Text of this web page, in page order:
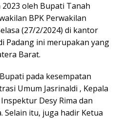
oleh Bupati Tanah
BPK Perwakilan
(27/2/2024) di kantor
Padang ini merupakan yang
Barat.
pada kesempatan
Umum Jasrinaldi , Kepala
Desy Rima dan
Selain itu, juga hadir Ketua